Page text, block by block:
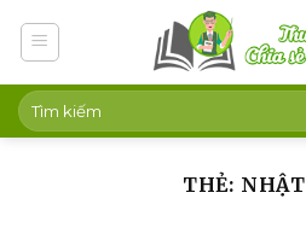
THẺ: